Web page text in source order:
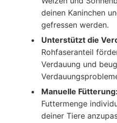
deinen Kaninchen
gefressen werden.
Unterstützt die
Rohfaseranteil
Verdauung und
Manuelle Fütterung:
Futtermenge
deiner Tiere